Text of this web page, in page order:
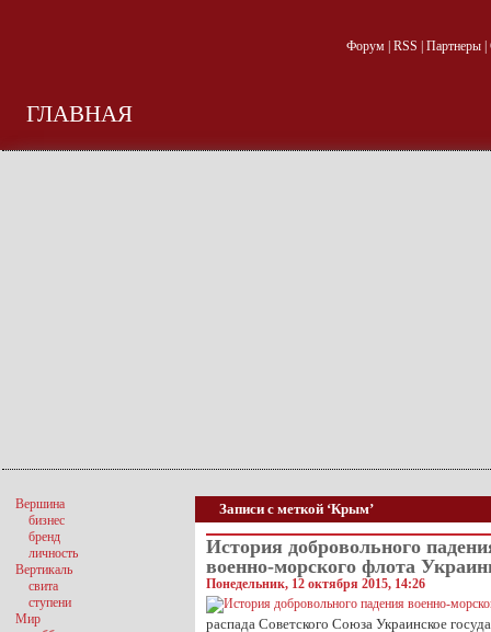
Форум| RSS Партнеры|
ГЛАВНАЯ
Записи с меткой ‘Крым’
История добровольного
военно-морского флота
Понедельник, 12 октября 2015, 14:26
распада Советского Союза Украинское
Вершина
бизнес
бренд
личность
Вертикаль
свита
ступени
Мир